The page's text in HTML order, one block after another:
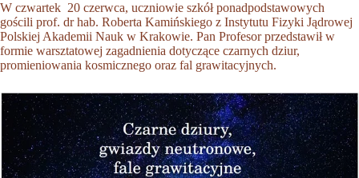
W czwartek 20 czerwca, uczniowie szkół ponadpodstawowych
gościli prof. dr hab. Roberta Kamińskiego z Instytutu Fizyki Jądrowej
Polskiej Akademii Nauk w Krakowie. Pan Profesor przedstawił w
formie warsztatowej zagadnienia dotyczące czarnych dziur,
promieniowania kosmicznego oraz fal grawitacyjnych.